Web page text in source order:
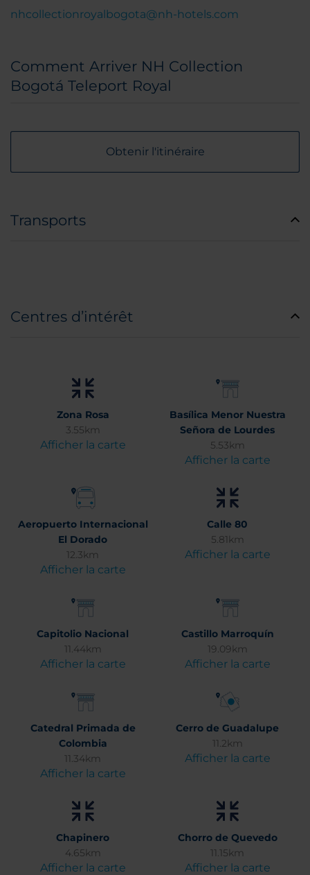
nhcollectionroyalbogota@nh-hotels.com
Comment Arriver NH Collection
Bogotá Teleport Royal
Obtenir l'itinéraire
Transports
Centres d’intérêt
Zona Rosa
3.55km
Afficher la carte
Basílica Menor Nuestra
Señora de Lourdes
5.53km
Afficher la carte
Aeropuerto Internacional
El Dorado
12.3km
Afficher la carte
Calle 80
5.81km
Afficher la carte
Capitolio Nacional
11.44km
Afficher la carte
Castillo Marroquín
19.09km
Afficher la carte
Catedral Primada de
Colombia
11.34km
Afficher la carte
Cerro de Guadalupe
11.2km
Afficher la carte
Chapinero
4.65km
Afficher la carte
Chorro de Quevedo
11.15km
Afficher la carte